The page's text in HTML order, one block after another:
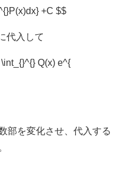
+C $$
代入して
Q(x) e^{
部を変化させ、代入する